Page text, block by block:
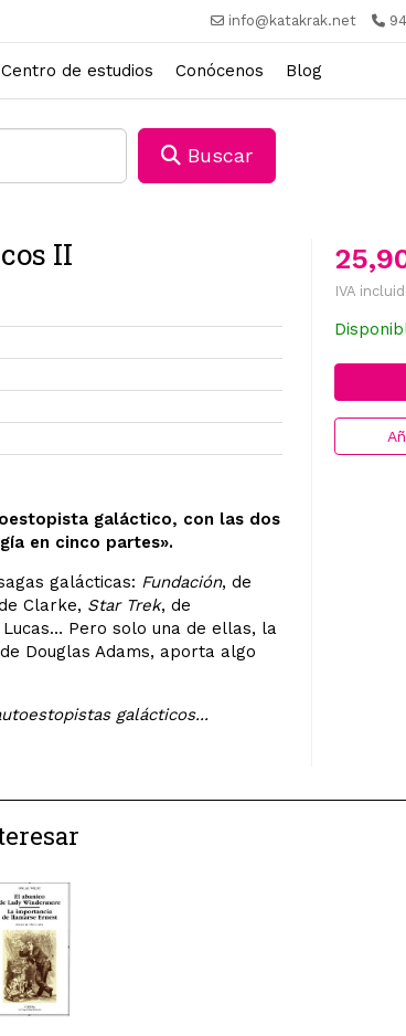
info@katakrak.net
Centro de estudios Conócenos Blog
Buscar
IVA
II
galáctico, con las dos
en cinco partes».
galácticas: Fundación, de
Clarke, Star Trek, de
Lucas… Pero solo una de ellas, la
Douglas Adams, aporta algo
galácticos...